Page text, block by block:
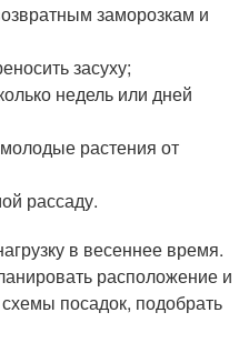
заморозкам и
засуху;
недель или дней
растения от
рассаду.
в весеннее время.
расположение и
посадок, подобрать